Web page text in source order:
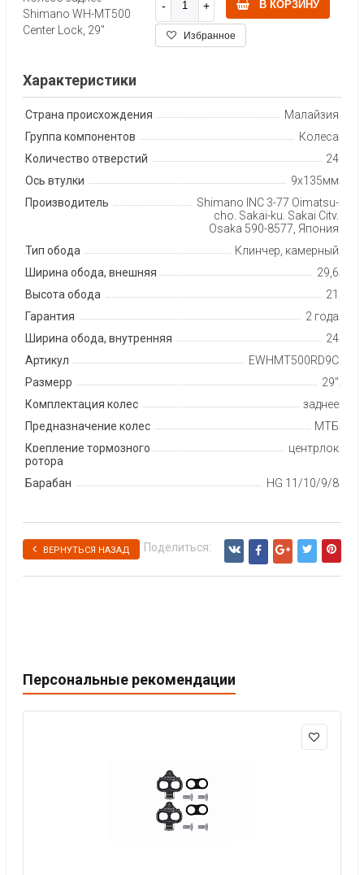
В КОРЗИНУ
Избранное
Shimano WH-MT500
Center Lock, 29''
Характеристики
Страна происхождения
Малайзия
Группа компонентов
Колеса
Количество отверстий
24
Ось втулки
9х135мм
Производитель
Shimano INC 3-77 Oimatsu-
cho, Sakai-ku, Sakai City,
Osaka 590-8577, Япония
Тип обода
Клинчер, камерный
Ширина обода, внешняя
29,6
Высота обода
21
Гарантия
2 года
Ширина обода, внутренняя
24
Артикул
EWHMT500RD9C
Размерр
29"
Комплектация колес
заднее
Предназначение колес
МТБ
Крепление тормозного
ротора
центрлок
Барабан HG 11/10/9/8
ВЕРНУТЬСЯ НАЗАД Поделиться:
Персональные рекомендации